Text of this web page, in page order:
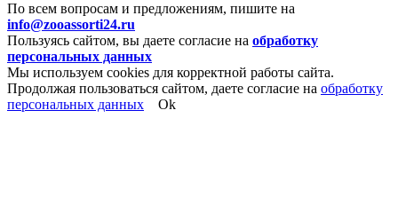
По всем вопросам и предложениям, пишите на
info@zooassorti24.ru
Пользуясь сайтом, вы даете согласие на обработку
персональных данных
Мы используем cookies для корректной работы сайта.
Продолжая пользоваться сайтом, даете согласие на обработку
персональных данных
Ok